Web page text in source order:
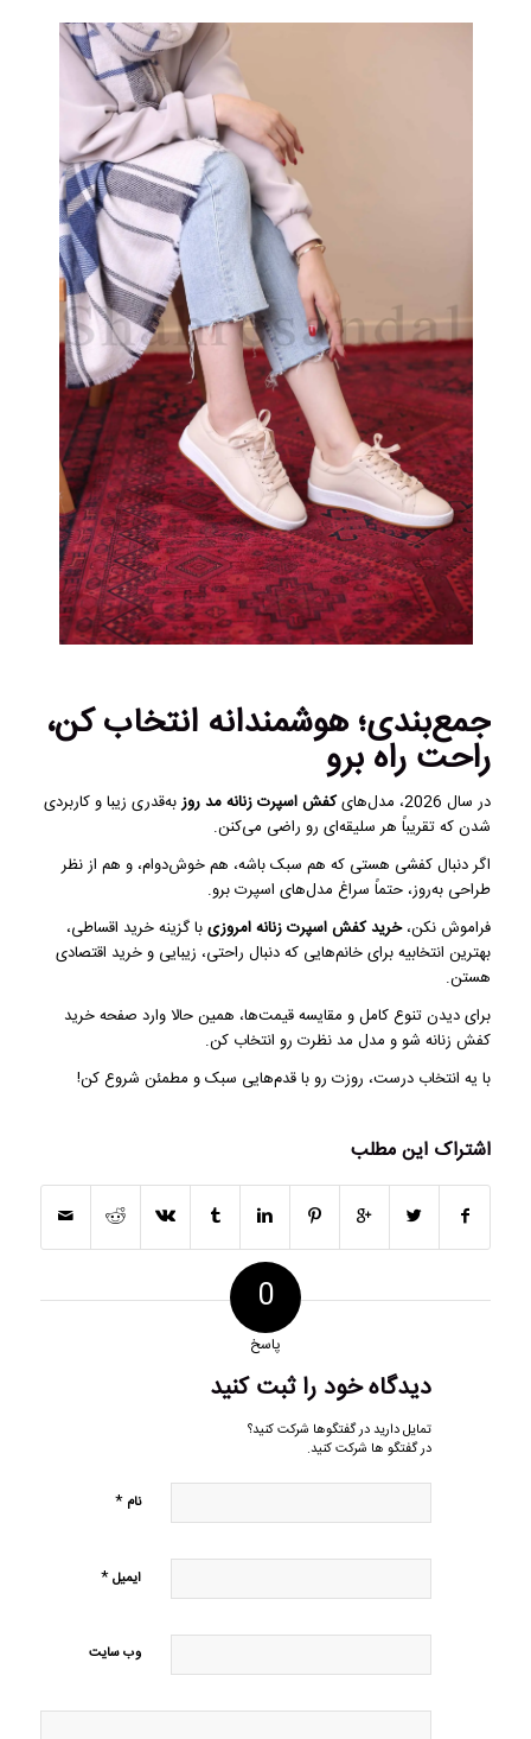
جمع‌بندی؛ هوشمندانه انتخاب کن،
راحت راه برو
در سال 2026، مدل‌های کفش اسپرت زنانه مد روزبه‌قدری زیبا و کاربردی
شدن که تقریباً هر سلیقه‌ای رو راضی می‌کنن.
اگر دنبال کفشی هستی که هم سبک باشه، هم خوش‌دوام، و هم از نظر
طراحی به‌روز، حتماً سراغ مدل‌های اسپرت برو.
فراموش نکن،خرید کفش اسپرت زنانه امروزیبا گزینه خرید اقساطی،
بهترین انتخابیه برای خانم‌هایی که دنبال راحتی، زیبایی و خرید اقتصادی
هستن.
برای دیدن تنوع کامل و مقایسه قیمت‌ها، همین حالا وارد صفحه خرید
کفش زنانه شو و مدل مد نظرت رو انتخاب کن.
با یه انتخاب درست، روزت رو با قدم‌هایی سبک و مطمئن شروع کن!
اشتراک این مطلب
0
پاسخ
دیدگاه خود را ثبت کنید
تمایل دارید در گفتگوها شرکت کنید؟
در گفتگو ها شرکت کنید.
نام *
ایمیل*
وب‌ سایت